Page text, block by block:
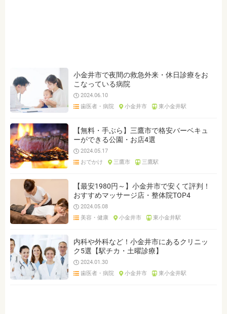
小金井市で夜間の救急外来・休日診療をお
こなっている病院
2024.06.10
歯医者・病院
小金井市 東小金井駅
【無料・手ぶら】三鷹市で格安バーベキュ
ーができる公園・お店4選
2024.05.17
おでかけ
三鷹市 三鷹駅
【最安1980円～】小金井市で安くて評判！
おすすめマッサージ店・整体院TOP4
2024.05.08
美容・健康
小金井市 東小金井駅
内科や外科など！小金井市にあるクリニッ
ク5選【駅チカ・土曜診療】
2024.01.30
歯医者・病院
小金井市 東小金井駅